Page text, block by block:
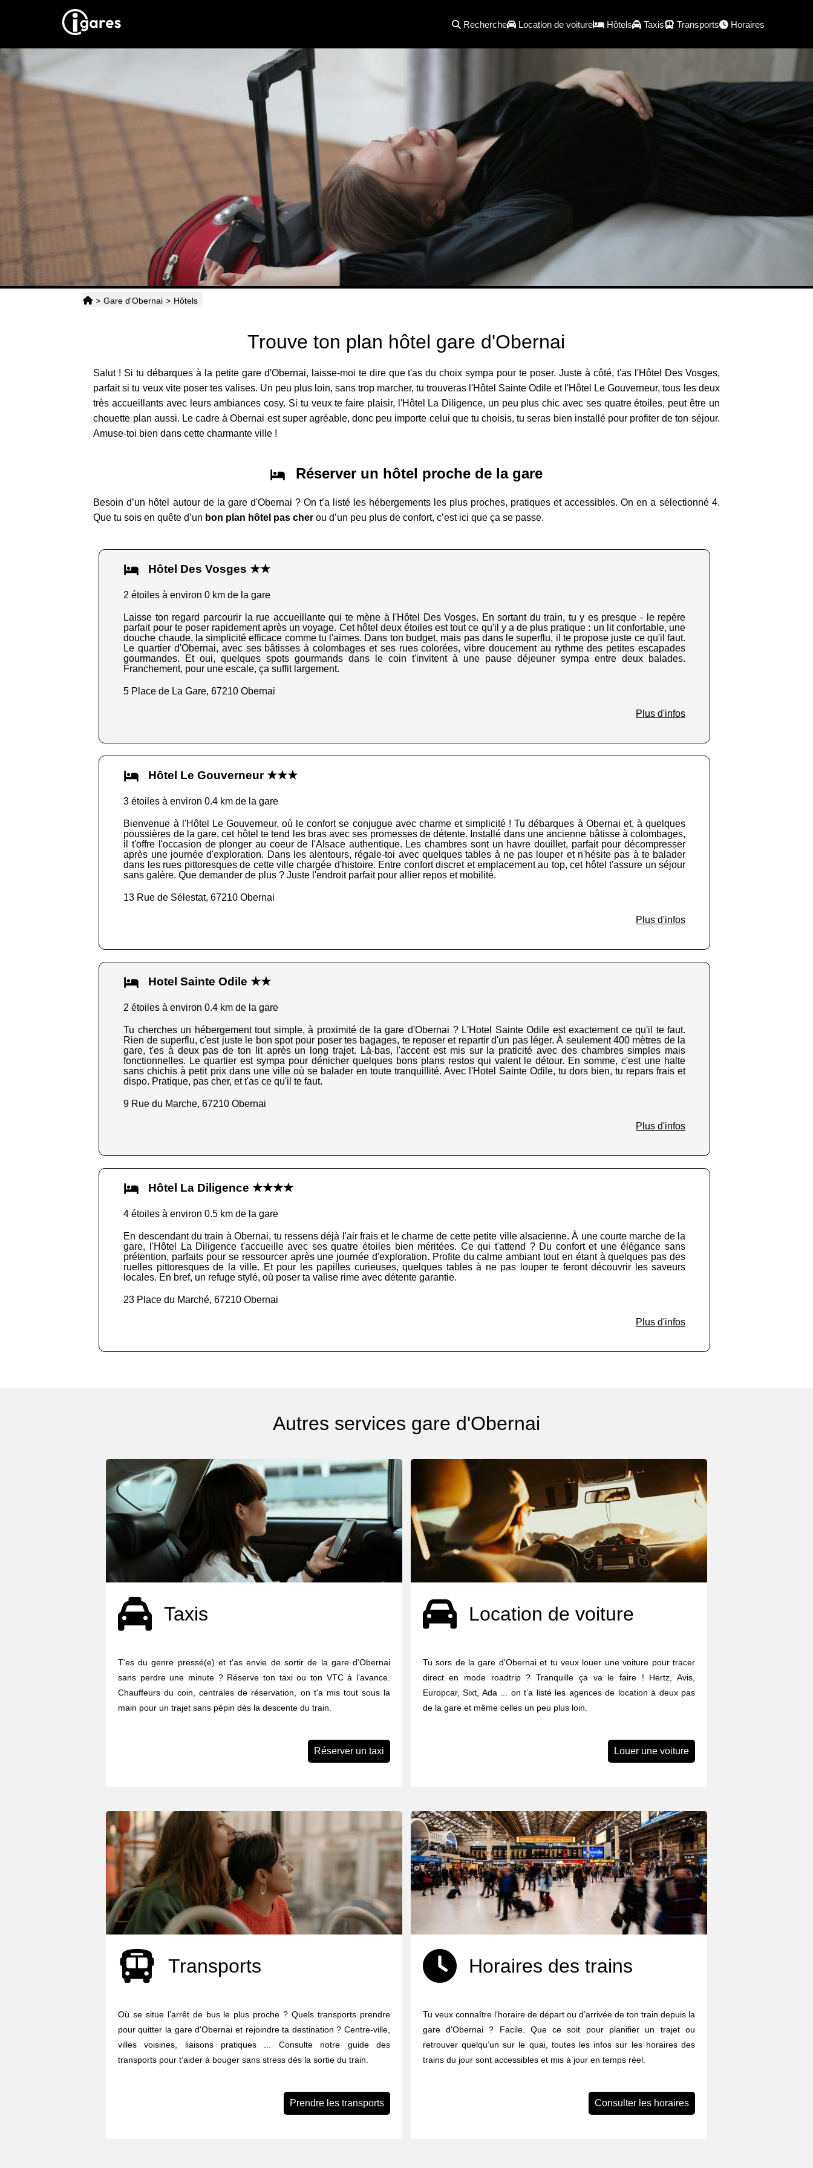
Recherche Location de voiture Hôtels Taxis Transports Horaires
> Gare d'Obernai > Hôtels
Trouve ton plan hôtel gare d'Obernai
Salut ! Si tu débarques à la petite gare d'Obernai, laisse-moi te dire que t'as du choix sympa pour te poser. Juste à côté, t'as l'Hôtel Des Vosges,
parfait si tu veux vite poser tes valises. Un peu plus loin, sans trop marcher, tu trouveras l'Hôtel Sainte Odile et l'Hôtel Le Gouverneur, tous les deux
très accueillants avec leurs ambiances cosy. Si tu veux te faire plaisir, l'Hôtel La Diligence, un peu plus chic avec ses quatre étoiles, peut être un
chouette plan aussi. Le cadre à Obernai est super agréable, donc peu importe celui que tu choisis, tu seras bien installé pour profiter de ton séjour.
Amuse-toi bien dans cette charmante ville !
Réserver un hôtel proche de la gare
Besoin d’un hôtel autour de la gare d'Obernai ? On t’a listé les hébergements les plus proches, pratiques et accessibles. On en a sélectionné 4.
Que tu sois en quête d’un bon plan hôtel pas cher ou d’un peu plus de confort, c’est ici que ça se passe.
Hôtel Des Vosges ★★
2 étoiles à environ 0 km de la gare
Laisse ton regard parcourir la rue accueillante qui te mène à l'Hôtel Des Vosges. En sortant du train, tu y es presque - le repère
parfait pour te poser rapidement après un voyage. Cet hôtel deux étoiles est tout ce qu'il y a de plus pratique : un lit confortable, une
douche chaude, la simplicité efficace comme tu l'aimes. Dans ton budget, mais pas dans le superflu, il te propose juste ce qu'il faut.
Le quartier d'Obernai, avec ses bâtisses à colombages et ses rues colorées, vibre doucement au rythme des petites escapades
gourmandes. Et oui, quelques spots gourmands dans le coin t'invitent à une pause déjeuner sympa entre deux balades.
Franchement, pour une escale, ça suffit largement.
5 Place de La Gare, 67210 Obernai
Plus d'infos
Hôtel Le Gouverneur ★★★
3 étoiles à environ 0.4 km de la gare
Bienvenue à l'Hôtel Le Gouverneur, où le confort se conjugue avec charme et simplicité ! Tu débarques à Obernai et, à quelques
poussières de la gare, cet hôtel te tend les bras avec ses promesses de détente. Installé dans une ancienne bâtisse à colombages,
il t'offre l'occasion de plonger au coeur de l'Alsace authentique. Les chambres sont un havre douillet, parfait pour décompresser
après une journée d'exploration. Dans les alentours, régale-toi avec quelques tables à ne pas louper et n'hésite pas à te balader
dans les rues pittoresques de cette ville chargée d'histoire. Entre confort discret et emplacement au top, cet hôtel t'assure un séjour
sans galère. Que demander de plus ? Juste l'endroit parfait pour allier repos et mobilité.
13 Rue de Sélestat, 67210 Obernai
Plus d'infos
Hotel Sainte Odile ★★
2 étoiles à environ 0.4 km de la gare
Tu cherches un hébergement tout simple, à proximité de la gare d'Obernai ? L'Hotel Sainte Odile est exactement ce qu'il te faut.
Rien de superflu, c'est juste le bon spot pour poser tes bagages, te reposer et repartir d'un pas léger. À seulement 400 mètres de la
gare, t'es à deux pas de ton lit après un long trajet. Là-bas, l'accent est mis sur la praticité avec des chambres simples mais
fonctionnelles. Le quartier est sympa pour dénicher quelques bons plans restos qui valent le détour. En somme, c'est une halte
sans chichis à petit prix dans une ville où se balader en toute tranquillité. Avec l'Hotel Sainte Odile, tu dors bien, tu repars frais et
dispo. Pratique, pas cher, et t'as ce qu'il te faut.
9 Rue du Marche, 67210 Obernai
Plus d'infos
Hôtel La Diligence ★★★★
4 étoiles à environ 0.5 km de la gare
En descendant du train à Obernai, tu ressens déjà l'air frais et le charme de cette petite ville alsacienne. À une courte marche de la
gare, l'Hôtel La Diligence t'accueille avec ses quatre étoiles bien méritées. Ce qui t'attend ? Du confort et une élégance sans
prétention, parfaits pour se ressourcer après une journée d'exploration. Profite du calme ambiant tout en étant à quelques pas des
ruelles pittoresques de la ville. Et pour les papilles curieuses, quelques tables à ne pas louper te feront découvrir les saveurs
locales. En bref, un refuge stylé, où poser ta valise rime avec détente garantie.
23 Place du Marché, 67210 Obernai
Plus d'infos
Autres services gare d'Obernai
Taxis
T'es du genre pressé(e) et t'as envie de sortir de la gare d'Obernai
sans perdre une minute ? Réserve ton taxi ou ton VTC à l’avance.
Chauffeurs du coin, centrales de réservation, on t'a mis tout sous la
main pour un trajet sans pépin dès la descente du train.
Réserver un taxi
Location de voiture
Tu sors de la gare d'Obernai et tu veux louer une voiture pour tracer
direct en mode roadtrip ? Tranquille ça va le faire ! Hertz, Avis,
Europcar, Sixt, Ada ... on t’a listé les agences de location à deux pas
de la gare et même celles un peu plus loin.
Louer une voiture
Transports
Où se situe l’arrêt de bus le plus proche ? Quels transports prendre
pour quitter la gare d'Obernai et rejoindre ta destination ? Centre-ville,
villes voisines, liaisons pratiques ... Consulte notre guide des
transports pour t’aider à bouger sans stress dès la sortie du train.
Prendre les transports
Horaires des trains
Tu veux connaître l’horaire de départ ou d’arrivée de ton train depuis la
gare d'Obernai ? Facile. Que ce soit pour planifier un trajet ou
retrouver quelqu’un sur le quai, toutes les infos sur les horaires des
trains du jour sont accessibles et mis à jour en temps réel.
Consulter les horaires